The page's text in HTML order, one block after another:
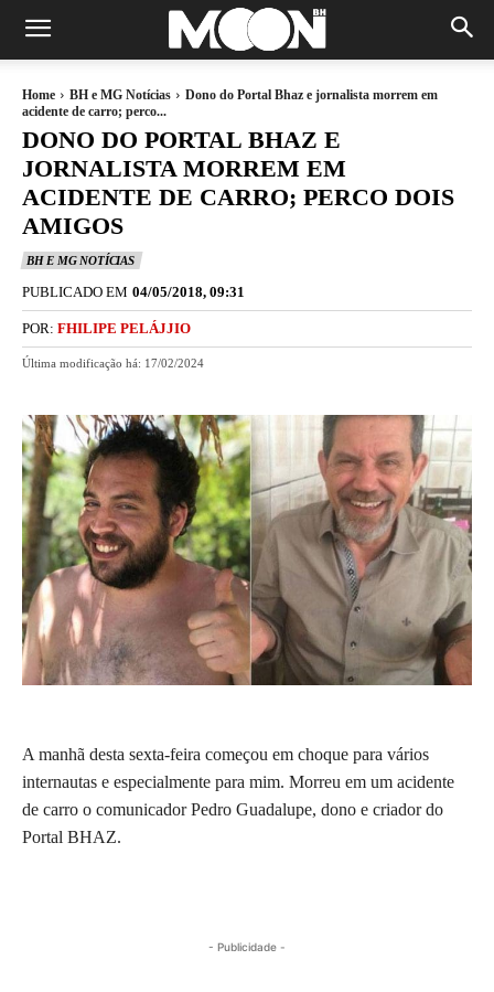
Home BH e MG Notícias
Dono do Portal Bhaz e jornalista morrem em
acidente de carro; perco...
DONO DO PORTAL BHAZ E
JORNALISTA MORREM EM
ACIDENTE DE CARRO; PERCO DOIS
AMIGOS
BH E MG NOTÍCIAS
PUBLICADO EM 04/05/2018, 09:31
POR: FHILIPE PELÁJJIO
Última modificação há: 17/02/2024
A manhã desta sexta-feira começou em choque para vários
internautas e especialmente para mim. Morreu em um acidente
de carro o comunicador Pedro Guadalupe, dono e criador do
Portal BHAZ.
- Publicidade -